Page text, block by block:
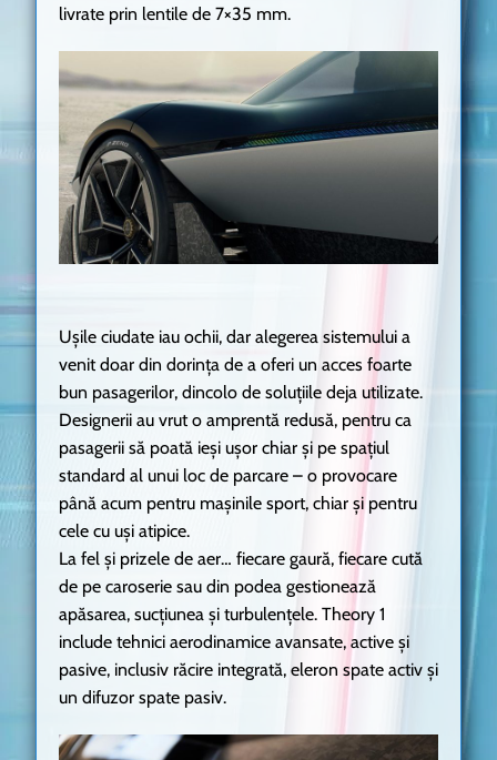
livrate prin lentile de 7×35 mm.
Ușile ciudate iau ochii, dar alegerea sistemului a
venit doar din dorința de a oferi un acces foarte
bun pasagerilor, dincolo de soluțiile deja utilizate.
Designerii au vrut o amprentă redusă, pentru ca
pasagerii să poată ieși ușor chiar și pe spațiul
standard al unui loc de parcare – o provocare
până acum pentru mașinile sport, chiar și pentru
cele cu uși atipice.
La fel și prizele de aer… fiecare gaură, fiecare cută
de pe caroserie sau din podea gestionează
apăsarea, sucțiunea și turbulențele. Theory 1
include tehnici aerodinamice avansate, active și
pasive, inclusiv răcire integrată, eleron spate activ și
un difuzor spate pasiv.